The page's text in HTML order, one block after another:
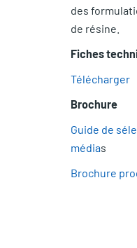
des
de résine.
Fiches
Télécharger
Brochure
Guide de
médias
Brochure